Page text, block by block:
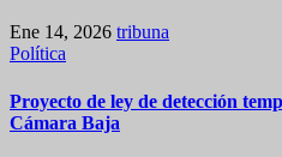
Ene 14, 2026 tribuna
Política
Proyecto de ley de detección
Cámara Baja